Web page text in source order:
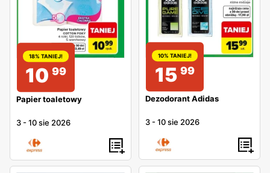
18% TANIEJ!
10 99
Papier toaletowy
3 -10 sie 2026
10% TANIEJ!
15 99
Dezodorant Adidas
3 -10 sie 2026